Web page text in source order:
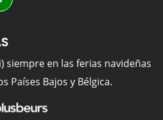
siempre en las ferias navideñas
Países Bajos y Bélgica.